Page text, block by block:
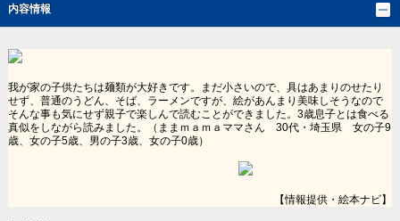
内容情報
我が家の子供たちは麺類が大好きです。まだ小さいので、具はあまりのせたり
せず、普通のうどん、そば、ラーメンですが、絵があんまり美味しそうなので
そんな事も気にせず親子で楽しんで読むことができました。3歳息子とは食べる
真似をしながら読みました。（ままｍａｍａママさん 30代・埼玉県 女の子9
歳、女の子5歳、男の子3歳、女の子0歳）
【情報提供・絵本ナビ】